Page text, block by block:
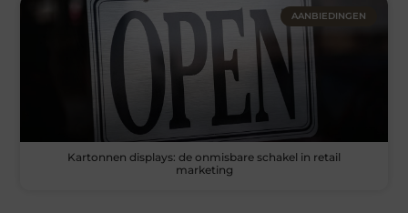
AANBIEDINGEN
Kartonnen displays: de onmisbare schakel in retail
marketing